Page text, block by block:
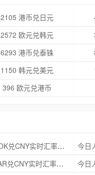
2105 港币兑日元
2572 欧元兑韩元
6293 港币兑泰铢
1150 韩元兑美元
396 欧元兑港币
今日人民币兑挪威克朗实时汇率_NOK兑CNY实时汇率查询 2025年09月21日
今日人民币兑南非兰特实时汇率_ZAR兑CNY实时汇率查询 2025年09月21日